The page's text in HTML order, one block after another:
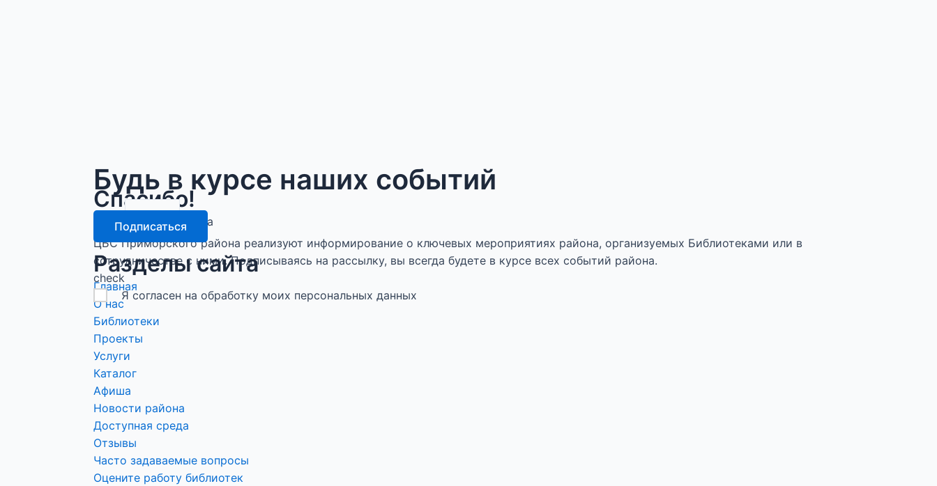
Спасибо!
Подписка оформлена
Будь в курсе наших событий
email
ЦБС Приморского района реализуют информирование о ключевых мероприятиях района, организуемых Библиотеками или в
сотрудничестве с ними. Подписываясь на рассылку, вы всегда будете в курсе всех событий района.
check
Я согласен на обработку моих персональных данных
Подписаться
Разделы сайта
Главная
О нас
Библиотеки
Проекты
Услуги
Каталог
Афиша
Новости района
Доступная среда
Отзывы
Часто задаваемые вопросы
Оцените работу библиотек